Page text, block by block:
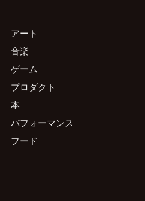
アート
音楽
ゲーム
プロダクト
本
パフォーマンス
フード